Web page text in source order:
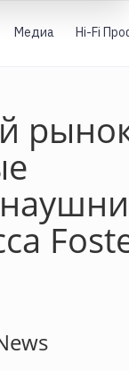
Медиа Hi-Fi